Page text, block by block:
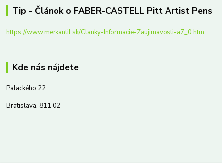
Tip - Článok o FABER-CASTELL Pitt Artist Pens
https://www.merkantil.sk/Clanky-Informacie-Zaujimavosti-a7_0.htm
Kde nás nájdete
Palackého 22
Bratislava, 811 02